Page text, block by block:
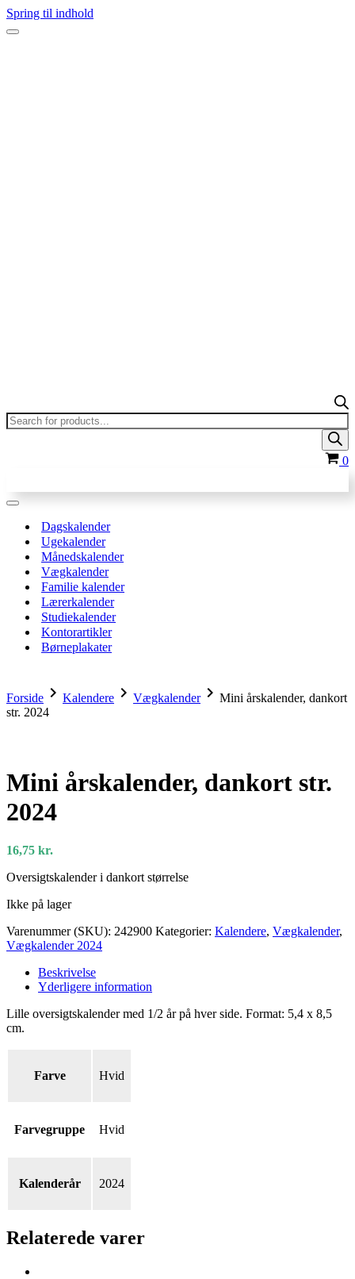
Spring til indhold
Navigation
Products
search
0
Navigation
Dagskalender
Ugekalender
Månedskalender
Vægkalender
Familie kalender
Lærerkalender
Studiekalender
Kontorartikler
Børneplakater
Forside chevron_right Kalendere chevron_right Vægkalenderchevron_right Mini årskalender, dankort
str. 2024
Mini årskalender, dankort str.
2024
16,75 kr.
Oversigtskalender i dankort størrelse
Ikke på lager
Varenummer (SKU): 242900 Kategorier: Kalendere, Vægkalender,
Vægkalender 2024
Beskrivelse
Yderligere information
Lille oversigtskalender med 1/2 år på hver side. Format: 5,4 x 8,5
cm.
Farve Hvid
Farvegruppe Hvid
Kalenderår 2024
Relaterede varer